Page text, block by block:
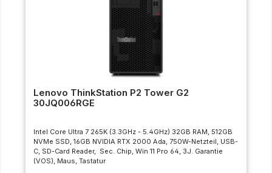
Lenovo ThinkStation P2 Tower G2
30JQ006RGE
Intel Core Ultra 7 265K (3.3GHz - 5.4GHz) 32GB RAM, 512GB
NVMe SSD, 16GB NVIDIA RTX 2000 Ada, 750W-Netzteil, USB-
C, SD-Card Reader, Sec. Chip, Win 11 Pro 64, 3J. Garantie
(VOS), Maus, Tastatur